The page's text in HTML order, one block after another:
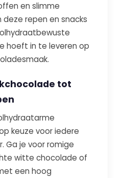
en slimme
repen en snacks
hoeft in te leveren op
tot
keuze voor iedere
Ga je voor romige
witte chocolade of
een hoog